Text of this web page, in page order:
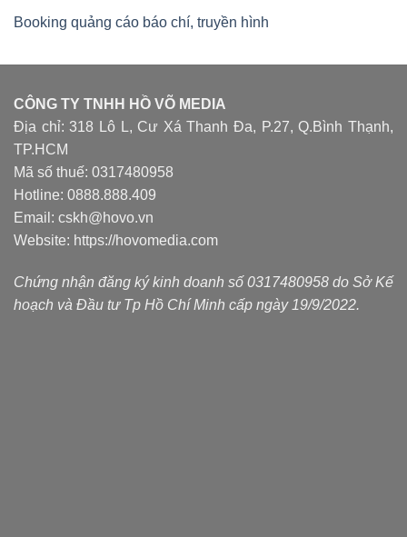
Booking quảng cáo báo chí, truyền hình
CÔNG TY TNHH HỒ VÕ MEDIA
Địa chỉ: 318 Lô L, Cư Xá Thanh Đa, P.27, Q.Bình Thạnh,
TP.HCM
Mã số thuế: 0317480958
Hotline: 0888.888.409
Email: cskh@hovo.vn
Website: https://hovomedia.com
Chứng nhận đăng ký kinh doanh số 0317480958 do Sở Kế
hoạch và Đầu tư Tp Hồ Chí Minh cấp ngày 19/9/2022.